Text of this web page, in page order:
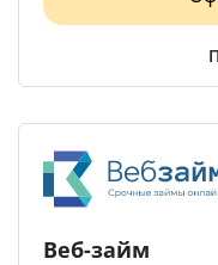
Веб-займ